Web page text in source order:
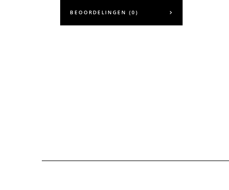
BEOORDELINGEN (0)